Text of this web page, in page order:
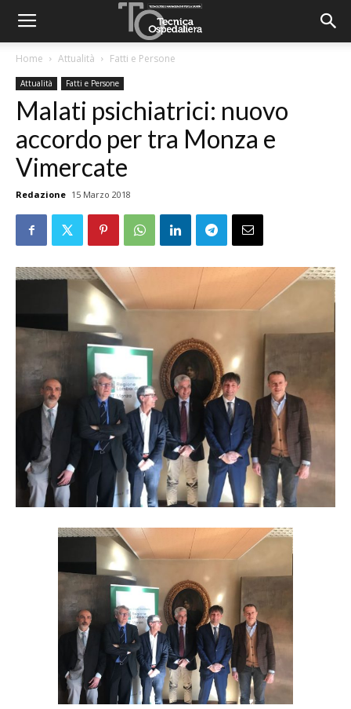
Home Attualità Fatti e Persone
Attualità Fatti e Persone
Malati psichiatrici: nuovo
accordo per tra Monza e
Vimercate
Redazione 15 Marzo 2018